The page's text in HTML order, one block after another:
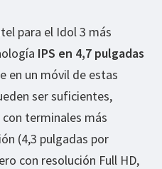
para el Idol 3 más
IPS en 4,7 pulgadas
en un móvil de estas
ser suficientes,
terminales más
(4,3 pulgadas por
con resolución Full HD,